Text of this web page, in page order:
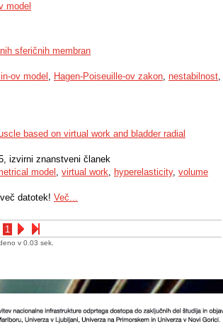
1
model
sferičnih membran
ov model , Hagen-Poiseuille-ov zakon, nestabilnost,
based on virtual work and bladder radial
izvirni znanstveni članek
model , virtual work, hyperelasticity, volume
datotek! Več...
v 0.03 sek.